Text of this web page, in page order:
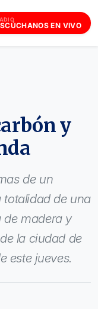
EN VIVO
y
de un
de una
de madera y
la ciudad de
este jueves.